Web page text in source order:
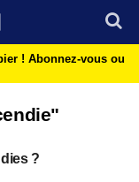
! Abonnez-vous ou
?